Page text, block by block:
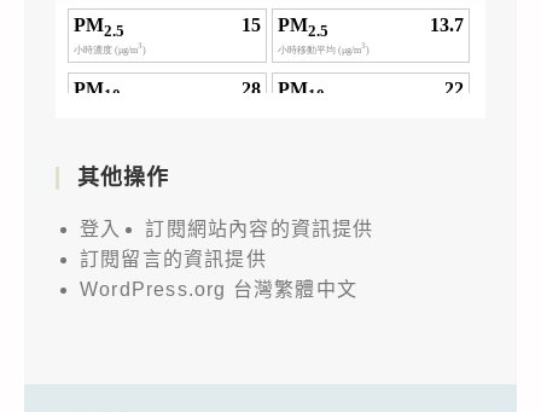
其他操作
登入
訂閱網站內容的資訊提供
訂閱留言的資訊提供
WordPress.org 台灣繁體中文